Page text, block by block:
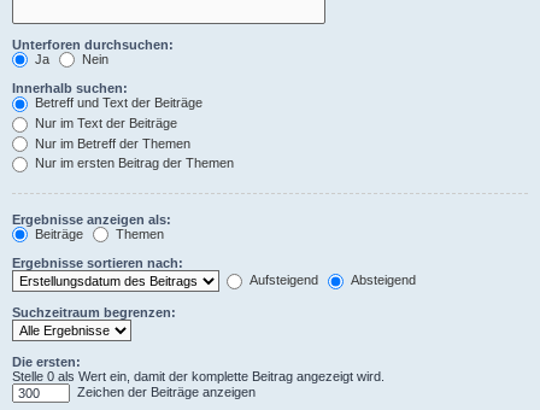
Unterforen durchsuchen:
Ja
Nein
Innerhalb suchen:
Betreff und Text der Beiträge
Nur im Text der Beiträge
Nur im Betreff der Themen
Nur im ersten Beitrag der Themen
Ergebnisse anzeigen als:
Beiträge
Themen
Ergebnisse sortieren nach:
Aufsteigend
Absteigend
Suchzeitraum begrenzen:
Die ersten:
Stelle 0 als Wert ein, damit der komplette Beitrag angezeigt wird.
Zeichen der Beiträge anzeigen